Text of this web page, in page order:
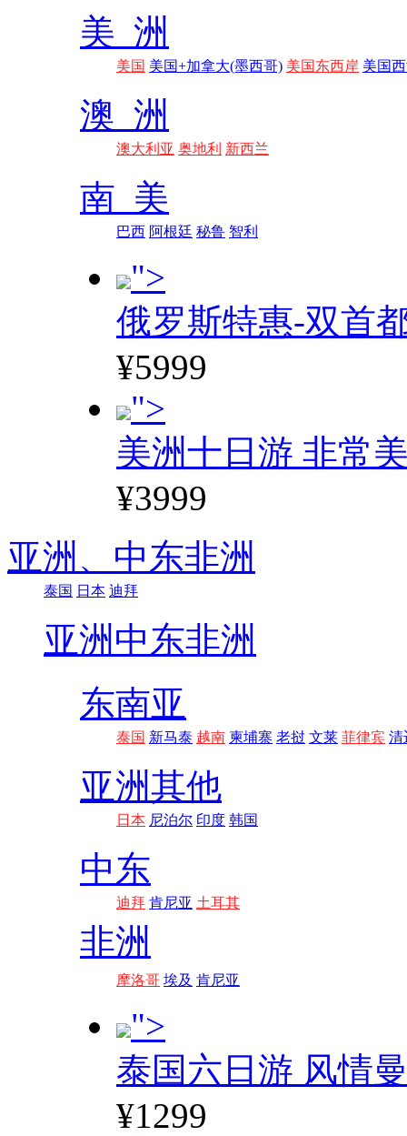
美 洲
美国 美国+加拿大(墨西哥) 美国东西岸 美国
澳 洲
澳大利亚 奥地利 新西兰
南 美
巴西 阿根廷 秘鲁 智利
">
俄罗斯特惠-双首
¥5999
">
美洲十日游 非常
¥3999
亚洲、 中东非洲
泰国 日本 迪拜
亚洲 中东非洲
东南亚
泰国 新马泰 越南 柬埔寨 老挝 文莱 菲律宾 清
亚洲其他
日本 尼泊尔 印度 韩国
中东
迪拜 肯尼亚 土耳其
非洲
摩洛哥 埃及 肯尼亚
">
泰国六日游 风情
¥1299